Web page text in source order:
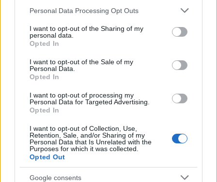
Please note that this website/app uses one or more Google
not limited to your visit or usage behaviour. You may click to
grant or deny consent to Google and its third-party tags to
use your data for below specified purposes in below Google
consent section.
Personal Data Processing Opt Outs
I want to opt-out of the Sharing of my
personal data.
Opted In
I want to opt-out of the Sale of my
Personal Data.
Opted In
I want to opt-out of processing my
Personal Data for Targeted Advertising.
Opted In
I want to opt-out of Collection, Use,
Retention, Sale, and/or Sharing of my
Personal Data that Is Unrelated with the
Purposes for which it was collected.
Opted Out
Google consents
08:4417.10.19
Νέα αιολικά πάρκα σε Στερεά Ελλάδα και την
Ευρυτανία